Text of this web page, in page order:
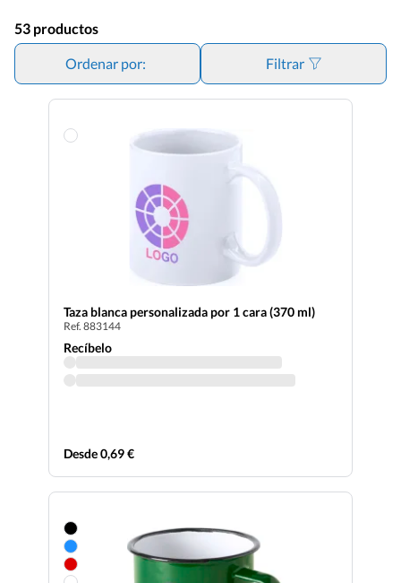
53 productos
Ordenar por: Filtrar
Taza blanca personalizada por 1 cara (370 ml)
Ref. 883144
Recíbelo
Desde 0,69 €